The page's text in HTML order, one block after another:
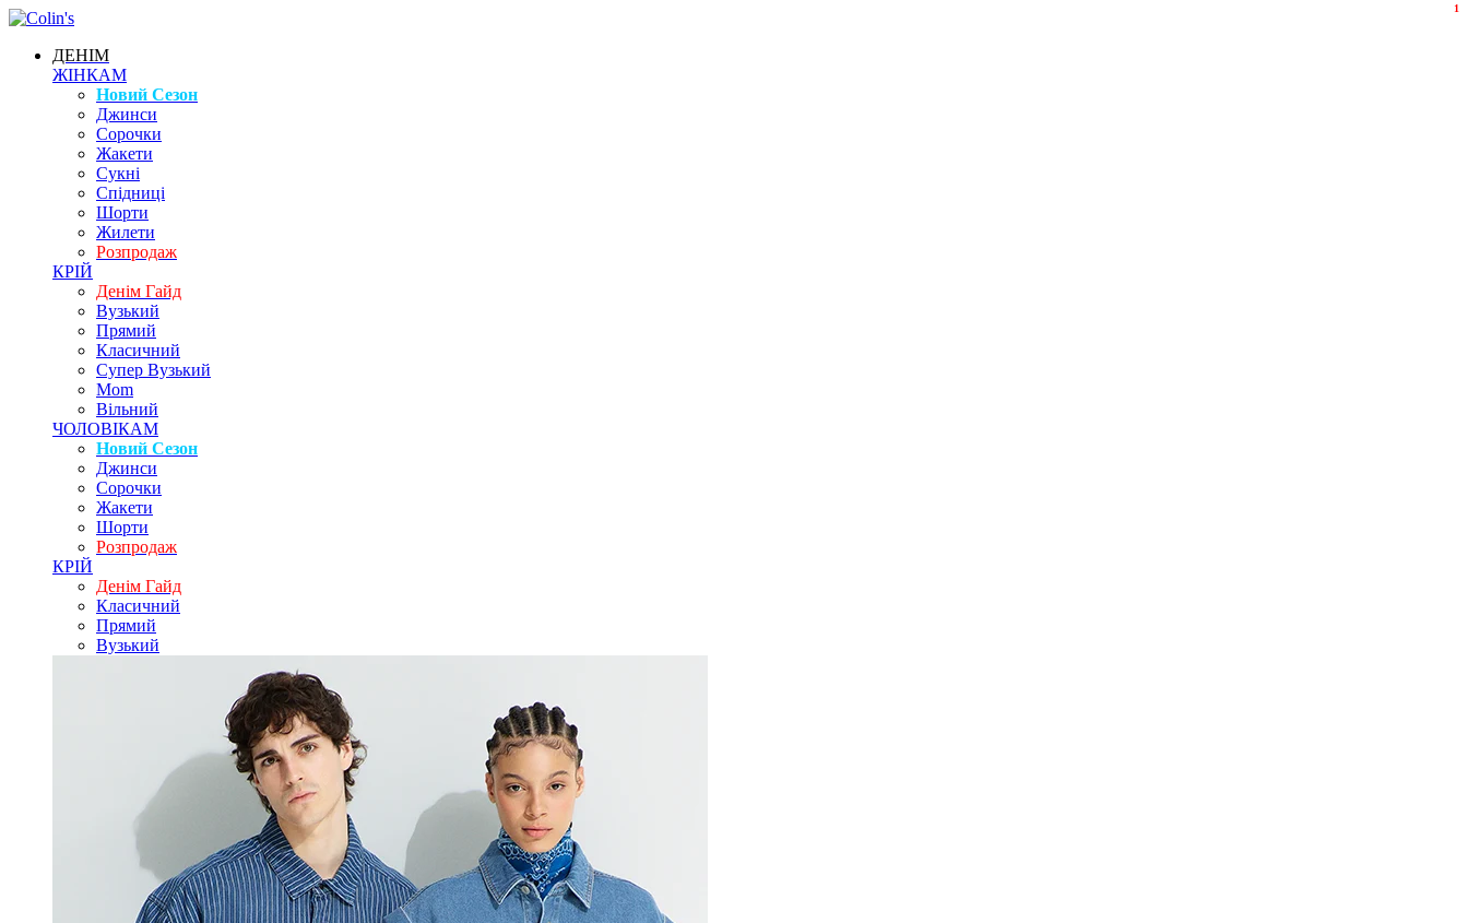
ДЕНІМ
ЖІНКАМ
Новий Сезон
Джинси
Сорочки
Жакети
Сукні
Спідниці
Шорти
Жилети
Розпродаж
КРІЙ
Денім Гайд
Вузький
Прямий
Класичний
Супер Вузький
Mom
Вільний
ЧОЛОВІКАМ
Новий Сезон
Джинси
Сорочки
Жакети
Шорти
Розпродаж
КРІЙ
Денім Гайд
Класичний
Прямий
Вузький
1